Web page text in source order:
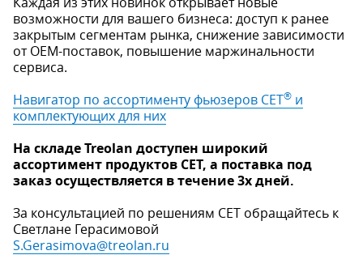
возможности для вашего бизнеса: доступ к ранее
закрытым сегментам рынка, снижение зависимости
от OEM-поставок, повышение маржинальности
сервиса.
Навигатор по ассортименту фьюзеров СЕТ® и
комплектующих для них
На складе Treolan доступен широкий
ассортимент продуктов CET, а поставка под
заказ осуществляется в течение 3х дней.
За консультацией по решениям CET обращайтесь к
Светлане Герасимовой
S.Gerasimova@treolan.ru